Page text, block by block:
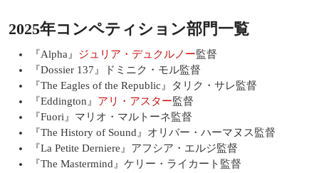
2025年コンペティション部門一覧
『Alpha』 ジュリア・デュクルノー監督
『Dossier 137』ドミニク・モル監督
『The Eagles of the Republic』タリク・サレ監督
『Eddington』 アリ・アスター監督
『Fuori』マリオ・マルトーネ監督
『The History of Sound』オリバー・ハーマヌス監督
『La Petite Derniere』アフシア・エルジ監督
『The Mastermind』ケリー・ライカート監督